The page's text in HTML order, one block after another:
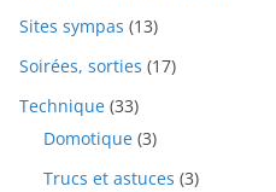
Sites sympas (13)
Soirées, sorties (17)
Technique (33)
Domotique (3)
Trucs et astuces (3)